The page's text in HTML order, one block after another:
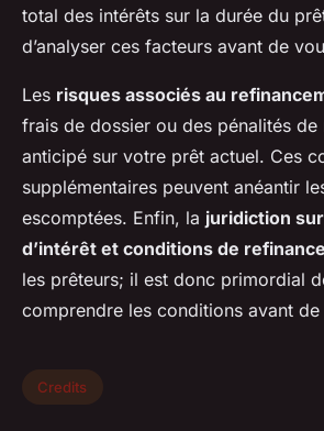
total des intérêts sur la durée du
d’analyser ces facteurs avant de
Les risques associés au
frais de dossier ou des pénalités de
anticipé sur votre prêt actuel. Ces
supplémentaires peuvent anéantir
escomptées. Enfin, la juridiction
d’intérêt et conditions de
les prêteurs; il est donc primordial
comprendre les conditions avant
Credits